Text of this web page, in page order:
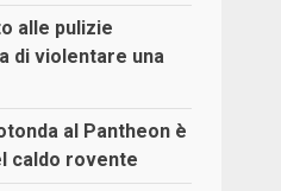
alle pulizie
di violentare una
al Pantheon è
caldo rovente